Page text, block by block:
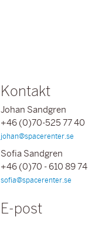
Kontakt
Johan Sandgren
+46 (0)70-525 77 40
johan@spacerenter.se
Sofia Sandgren
+46 (0)70 - 610 89 74
sofia@spacerenter.se
E-post